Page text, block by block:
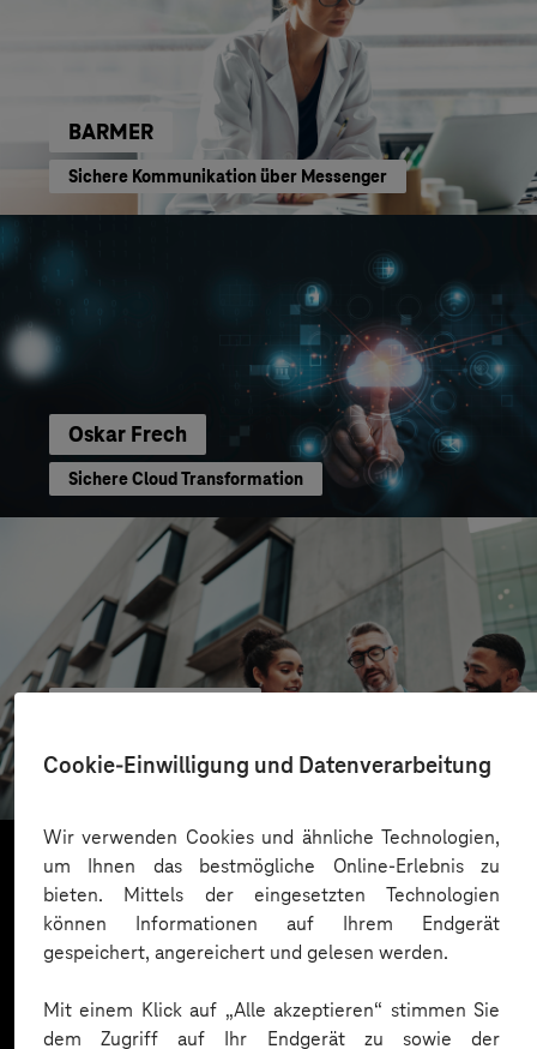
Cookie-Einwilligung und Datenverarbeitung
Wir verwenden Cookies und ähnliche Technologien,
um Ihnen das bestmögliche Online-Erlebnis zu
bieten. Mittels der eingesetzten Technologien
können Informationen auf Ihrem Endgerät
gespeichert, angereichert und gelesen werden.
Mit einem Klick auf „Alle akzeptieren“ stimmen Sie
dem Zugriff auf Ihr Endgerät zu sowie der
BARMER
Sichere Kommunikation über Messenger
Oskar Frech
Sichere Cloud Transformation
Erfolgreiche Transformation durch gezielte
Change-Begleitung
Mehr laden